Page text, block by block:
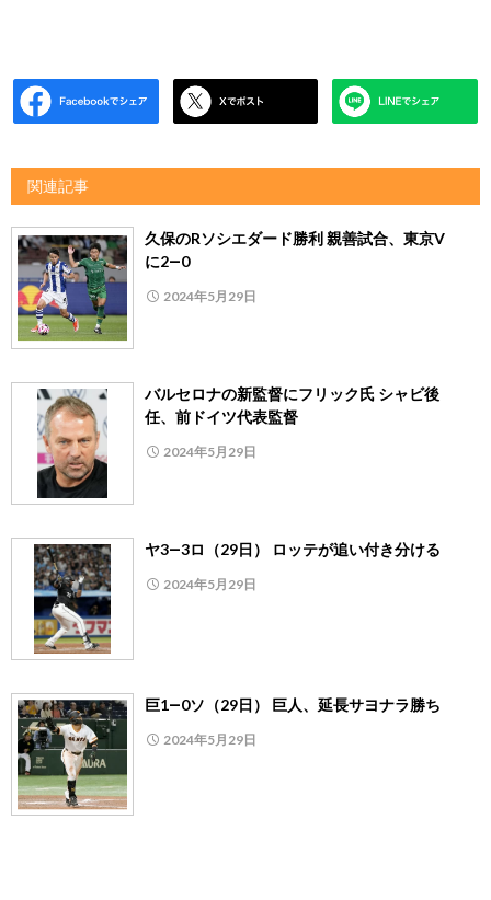
関連記事
久保のRソシエダード勝利 親善試合、東京V
に2―0
2024年5月29日
バルセロナの新監督にフリック氏 シャビ後
任、前ドイツ代表監督
2024年5月29日
ヤ3―3ロ（29日） ロッテが追い付き分ける
2024年5月29日
巨1―0ソ（29日） 巨人、延長サヨナラ勝ち
2024年5月29日